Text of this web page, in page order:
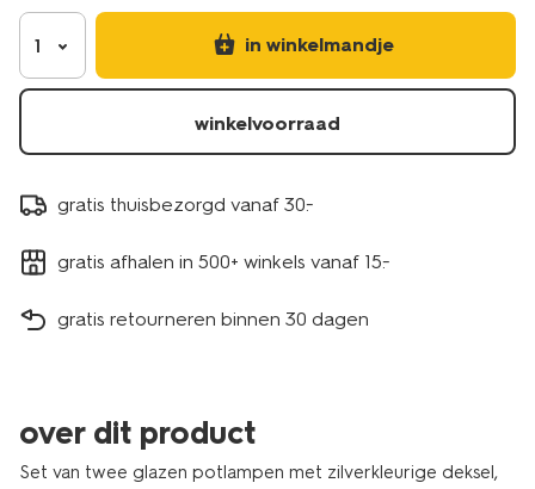
41800151.html
1 in winkelmandje
winkelvoorraad
gratis thuisbezorgd vanaf 30.-
gratis afhalen in 500+ winkels vanaf 15.-
gratis retourneren binnen 30 dagen
over dit product
Set van twee glazen potlampen met zilverkleurige deksel,